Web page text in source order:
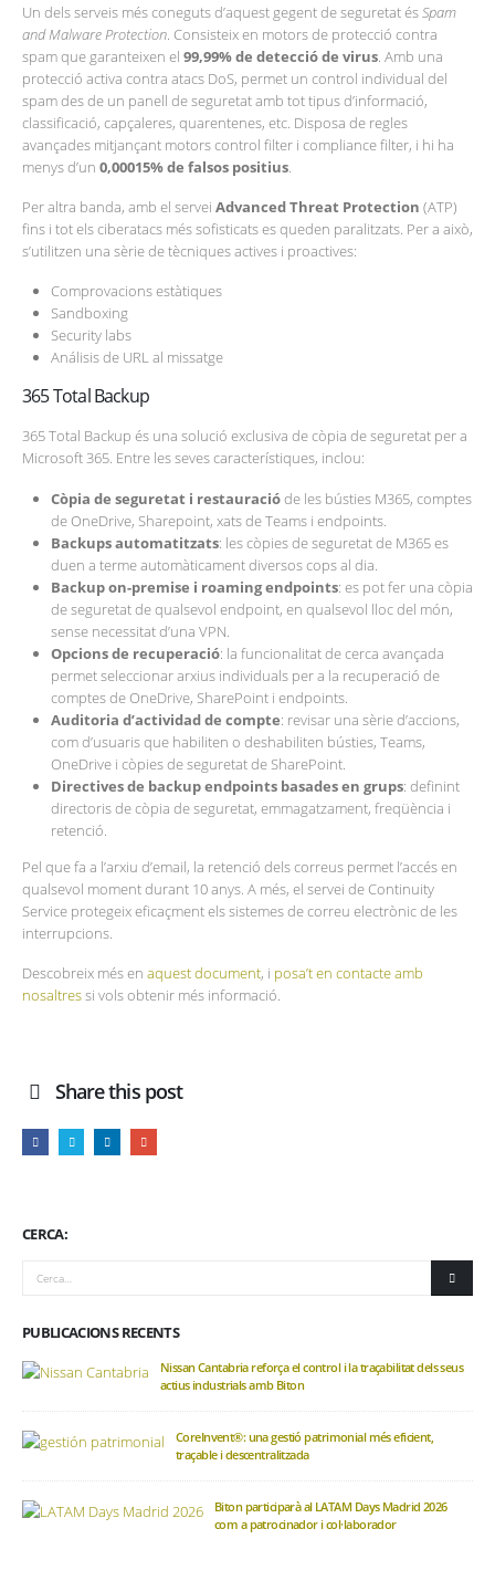
Un dels serveis més coneguts d’aquest gegent de seguretat ésSpam
and Malware Protection. Consisteix en motors de protecció contra
spam que garanteixen el 99,99% de detecció de virus. Amb una
protecció activa contra atacs DoS, permet un control individual del
spam des de un panell de seguretat amb tot tipus d’informació,
classificació, capçaleres, quarentenes, etc. Disposa de regles
avançades mitjançant motors control filter i compliance filter, i hi ha
menys d’un 0,00015% de falsos positius.
Per altra banda, amb el servei Advanced Threat Protection (ATP)
fins i tot els ciberatacs més sofisticats es queden paralitzats. Per a això,
s’utilitzen una sèrie de tècniques actives i proactives:
Comprovacions estàtiques
Sandboxing
Security labs
Análisis de URL al missatge
365 Total Backup
365 Total Backup és una solució exclusiva de còpia de seguretat per a
Microsoft 365. Entre les seves característiques, inclou:
Còpia de seguretat i restauracióde les bústies M365, comptes
de OneDrive, Sharepoint, xats de Teams i endpoints.
Backups automatitzats: les còpies de seguretat de M365 es
duen a terme automàticament diversos cops al dia.
Backup on-premise i roaming endpoints: es pot fer una còpia
de seguretat de qualsevol endpoint, en qualsevol lloc del món,
sense necessitat d’una VPN.
Opcions de recuperació: la funcionalitat de cerca avançada
permet seleccionar arxius individuals per a la recuperació de
comptes de OneDrive, SharePoint i endpoints.
Auditoria d’actividad de compte: revisar una sèrie d’accions,
com d’usuaris que habiliten o deshabiliten bústies, Teams,
OneDrive i còpies de seguretat de SharePoint.
Directives de backup endpoints basades en grups: definint
directoris de còpia de seguretat, emmagatzament, freqüència i
retenció.
Pel que fa a l’arxiu d’email, la retenció dels correus permet l’accés en
qualsevol moment durant 10 anys. A més, el servei de Continuity
Service protegeix eficaçment els sistemes de correu electrònic de les
interrupcions.
Descobreix més en aquest document, i posa’t en contacte amb
nosaltressi vols obtenir més informació.
Share this post
CERCA:
PUBLICACIONS RECENTS
Nissan Cantabria reforça el control i la traçabilitat dels seus
actius industrials amb Biton
CoreInvent®: una gestió patrimonial més eficient,
traçable i descentralitzada
Biton participarà al LATAM Days Madrid 2026
com a patrocinador i col·laborador